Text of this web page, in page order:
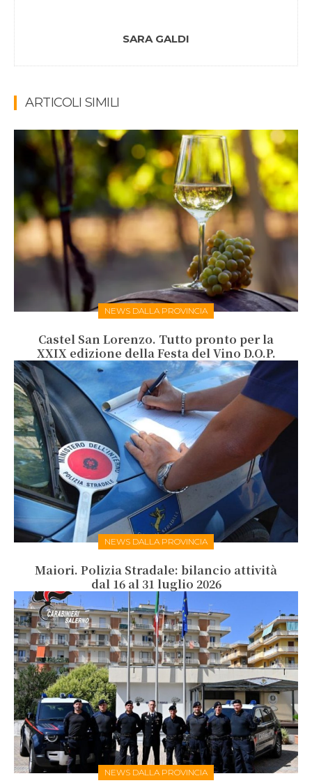
SARA GALDI
ARTICOLI SIMILI
NEWS DALLA PROVINCIA
Castel San Lorenzo. Tutto pronto per la
XXIX edizione della Festa del Vino D.O.P.
NEWS DALLA PROVINCIA
Maiori. Polizia Stradale: bilancio attività
dal 16 al 31 luglio 2026
NEWS DALLA PROVINCIA